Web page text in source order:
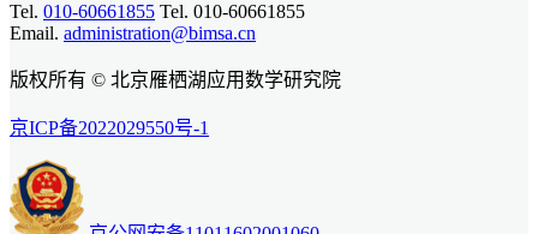
Tel. 010-60661855 Tel. 010-60661855
Email. administration@bimsa.cn
版权所有 © 北京雁栖湖应用数学研究院
京ICP备2022029550号-1